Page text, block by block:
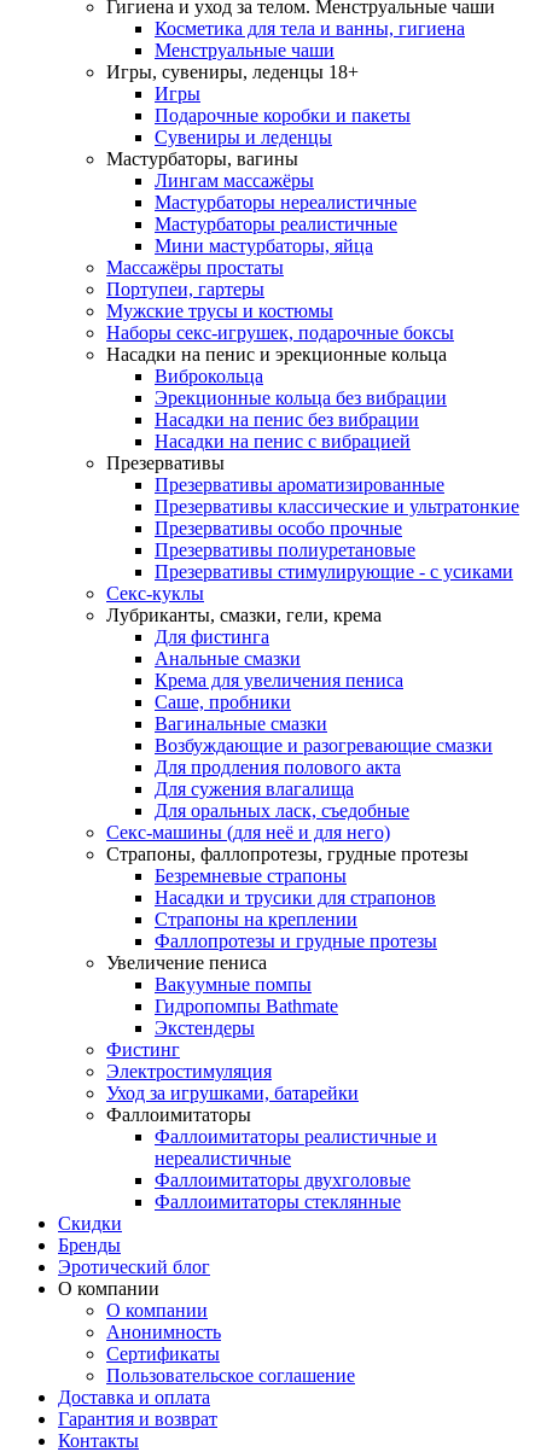
Гигиена и уход за телом. Менструальные чаши
Косметика для тела и ванны, гигиена
Менструальные чаши
Игры, сувениры, леденцы 18+
Игры
Подарочные коробки и пакеты
Сувениры и леденцы
Мастурбаторы, вагины
Лингам массажёры
Мастурбаторы нереалистичные
Мастурбаторы реалистичные
Мини мастурбаторы, яйца
Массажёры простаты
Портупеи, гартеры
Мужские трусы и костюмы
Наборы секс-игрушек, подарочные боксы
Насадки на пенис и эрекционные кольца
Виброкольца
Эрекционные кольца без вибрации
Насадки на пенис без вибрации
Насадки на пенис с вибрацией
Презервативы
Презервативы ароматизированные
Презервативы классические и ультратонкие
Презервативы особо прочные
Презервативы полиуретановые
Презервативы стимулирующие - с усиками
Секс-куклы
Лубриканты, смазки, гели, крема
Для фистинга
Анальные смазки
Крема для увеличения пениса
Саше, пробники
Вагинальные смазки
Возбуждающие и разогревающие смазки
Для продления полового акта
Для сужения влагалища
Для оральных ласк, съедобные
Секс-машины (для неё и для него)
Страпоны, фаллопротезы, грудные протезы
Безремневые страпоны
Насадки и трусики для страпонов
Страпоны на креплении
Фаллопротезы и грудные протезы
Увеличение пениса
Вакуумные помпы
Гидропомпы Bathmate
Экстендеры
Фистинг
Электростимуляция
Уход за игрушками, батарейки
Фаллоимитаторы
Фаллоимитаторы реалистичные и
нереалистичные
Фаллоимитаторы двухголовые
Фаллоимитаторы стеклянные
Скидки
Бренды
Эротический блог
О компании
О компании
Анонимность
Сертификаты
Пользовательское соглашение
Доставка и оплата
Гарантия и возврат
Контакты